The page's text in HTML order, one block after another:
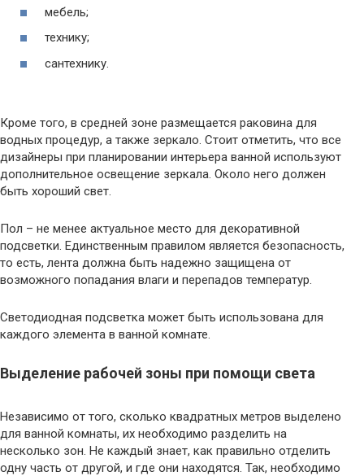
мебель;
технику;
сантехнику.
Кроме того, в средней зоне размещается раковина для
водных процедур, а также зеркало. Стоит отметить, что все
дизайнеры при планировании интерьера ванной используют
дополнительное освещение зеркала. Около него должен
быть хороший свет.
Пол – не менее актуальное место для декоративной
подсветки. Единственным правилом является безопасность,
то есть, лента должна быть надежно защищена от
возможного попадания влаги и перепадов температур.
Светодиодная подсветка может быть использована для
каждого элемента в ванной комнате.
Выделение рабочей зоны при помощи света
Независимо от того, сколько квадратных метров выделено
для ванной комнаты, их необходимо разделить на
несколько зон. Не каждый знает, как правильно отделить
одну часть от другой, и где они находятся. Так, необходимо